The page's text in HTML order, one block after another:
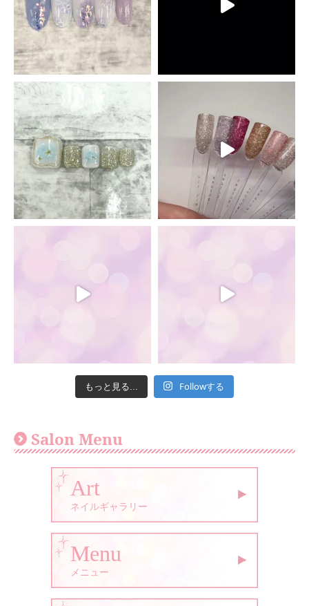
もっと見る... Followする
Salon Menu
Art
ネイルギャラリー
Menu
メニュー